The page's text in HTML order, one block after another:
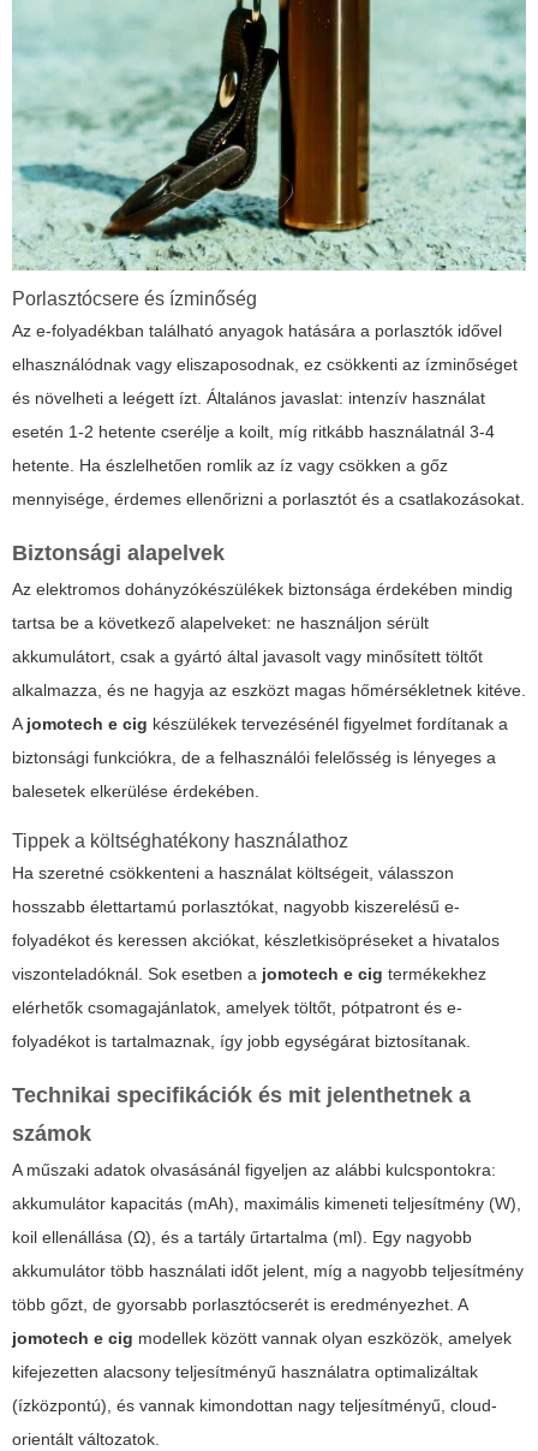
Porlasztócsere és ízminőség
Az e-folyadékban található anyagok hatására a porlasztók idővel
elhasználódnak vagy eliszaposodnak, ez csökkenti az ízminőséget
és növelheti a leégett ízt. Általános javaslat: intenzív használat
esetén 1-2 hetente cserélje a koilt, míg ritkább használatnál 3-4
hetente. Ha észlelhetően romlik az íz vagy csökken a gőz
mennyisége, érdemes ellenőrizni a porlasztót és a csatlakozásokat.
Biztonsági alapelvek
Az elektromos dohányzókészülékek biztonsága érdekében mindig
tartsa be a következő alapelveket: ne használjon sérült
akkumulátort, csak a gyártó által javasolt vagy minősített töltőt
alkalmazza, és ne hagyja az eszközt magas hőmérsékletnek kitéve.
Ajomotech e cig készülékek tervezésénél figyelmet fordítanak a
biztonsági funkciókra, de a felhasználói felelősség is lényeges a
balesetek elkerülése érdekében.
Tippek a költséghatékony használathoz
Ha szeretné csökkenteni a használat költségeit, válasszon
hosszabb élettartamú porlasztókat, nagyobb kiszerelésű e-
folyadékot és keressen akciókat, készletkisöpréseket a hivatalos
viszonteladóknál. Sok esetben a jomotech e cig termékekhez
elérhetők csomagajánlatok, amelyek töltőt, pótpatront és e-
folyadékot is tartalmaznak, így jobb egységárat biztosítanak.
Technikai specifikációk és mit jelenthetnek a
számok
A műszaki adatok olvasásánál figyeljen az alábbi kulcspontokra:
akkumulátor kapacitás (mAh), maximális kimeneti teljesítmény (W),
koil ellenállása (Ω), és a tartály űrtartalma (ml). Egy nagyobb
akkumulátor több használati időt jelent, míg a nagyobb teljesítmény
több gőzt, de gyorsabb porlasztócserét is eredményezhet. A
jomotech e cig modellek között vannak olyan eszközök, amelyek
kifejezetten alacsony teljesítményű használatra optimalizáltak
(ízközpontú), és vannak kimondottan nagy teljesítményű, cloud-
orientált változatok.